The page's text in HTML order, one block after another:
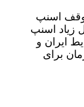
اسنپ
زیاد اسنپ
ایران و
برای